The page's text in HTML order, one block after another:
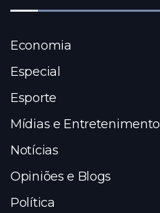
Economia
Especial
Esporte
Mídias e Entretenimento
Notícias
Opiniões e Blogs
Política